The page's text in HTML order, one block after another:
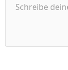
Schriftgröße
9
Textfarbe
Ausrichtung
Paragraph
ZitatMedienTabelle
Wiederholen
BBCode
Schreibe